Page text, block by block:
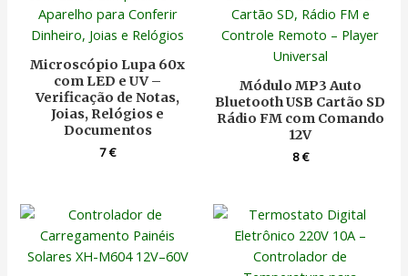
Microscópio Lupa 60x
com LED e UV –
Verificação de Notas,
Joias, Relógios e
Documentos
7€
Módulo MP3 Auto
Bluetooth USB Cartão SD
Rádio FM com Comando
12V
8€